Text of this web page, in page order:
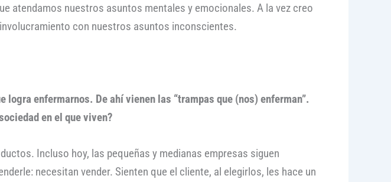
atendamos nuestros asuntos mentales y emocionales. A la vez creo
con nuestros asuntos inconscientes.
enfermarnos. De ahí vienen las “trampas que (nos) enferman”.
en el que viven?
Incluso hoy, las pequeñas y medianas empresas siguen
necesitan vender. Sienten que el cliente, al elegirlos, les hace un